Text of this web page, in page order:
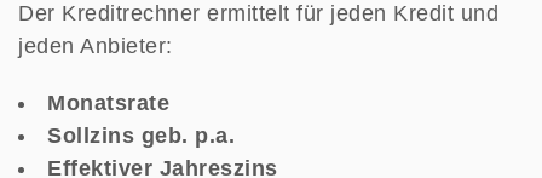
Der Kreditrechner ermittelt für jeden Kredit und
jeden Anbieter:
Monatsrate
Sollzins geb. p.a.
Effektiver Jahreszins